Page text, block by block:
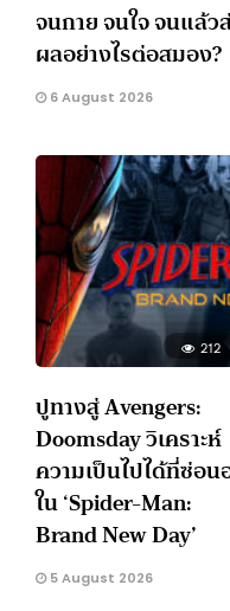
จนกาย จนใจ จนแล้ว
ผลอย่างไรต่อสมอง?
6 August 2026
212
ปูทางสู่ Avengers:
Doomsday วิเคราะห์
ความเป็นไปได้ที่ซ่อน
ใน ‘Spider-Man:
Brand New Day’
5 August 2026